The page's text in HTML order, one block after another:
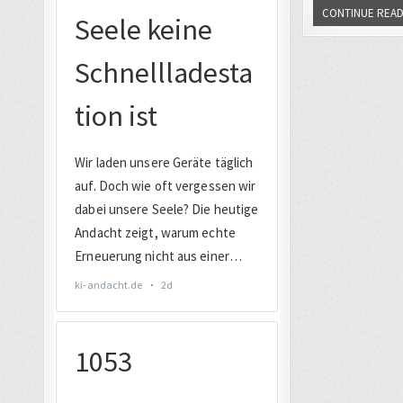
CONTINUE